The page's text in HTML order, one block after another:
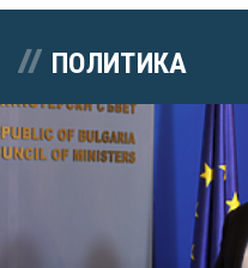
ПОЛИТИКА